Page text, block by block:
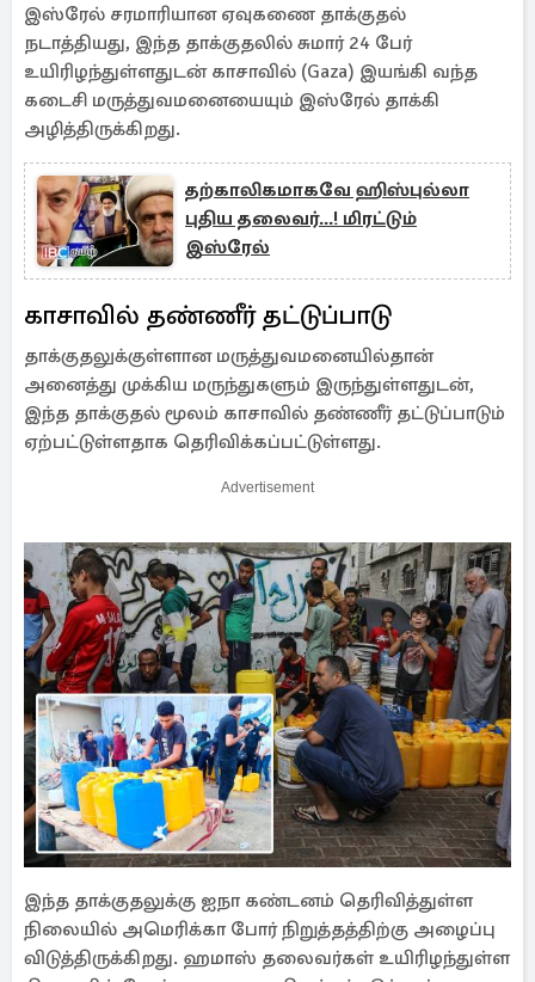
இஸ்ரேல் சரமாரியான ஏவுகணை தாக்குதல்
நடாத்தியது, இந்த தாக்குதலில் சுமார் 24 பேர்
உயிரிழந்துள்ளதுடன் காசாவில் (Gaza) இயங்கி வந்த
கடைசி மருத்துவமனையையும் இஸ்ரேல் தாக்கி
அழித்திருக்கிறது.
தற்காலிகமாகவே ஹிஸ்புல்லா
புதிய தலைவர்...! மிரட்டும்
இஸ்ரேல்
காசாவில் தண்ணீர் தட்டுப்பாடு
தாக்குதலுக்குள்ளான மருத்துவமனையில்தான்
அனைத்து முக்கிய மருந்துகளும் இருந்துள்ளதுடன்,
இந்த தாக்குதல் மூலம் காசாவில் தண்ணீர் தட்டுப்பாடும்
ஏற்பட்டுள்ளதாக தெரிவிக்கப்பட்டுள்ளது.
Advertisement
இந்த தாக்குதலுக்கு ஐநா கண்டனம் தெரிவித்துள்ள
நிலையில் அமெரிக்கா போர் நிறுத்தத்திற்கு அழைப்பு
விடுத்திருக்கிறது. ஹமாஸ் தலைவர்கள் உயிரிழந்துள்ள